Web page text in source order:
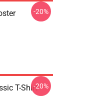
-20%
T-Shirt-20%